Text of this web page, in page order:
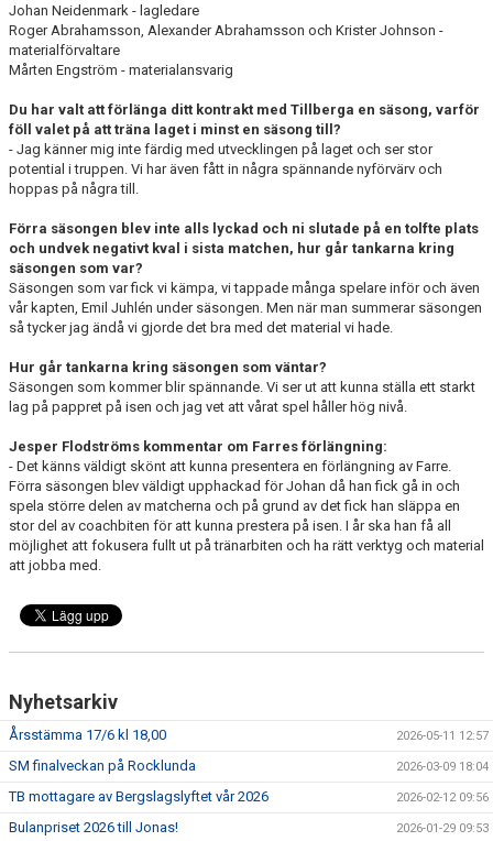
Johan Neidenmark - lagledare
Roger Abrahamsson, Alexander Abrahamsson och Krister Johnson -
materialförvaltare
Mårten Engström - materialansvarig
Du har valt att förlänga ditt kontrakt med Tillberga en säsong, varför
föll valet på att träna laget i minst en säsong till?
- Jag känner mig inte färdig med utvecklingen på laget och ser stor
potential i truppen. Vi har även fått in några spännande nyförvärv och
hoppas på några till.
Förra säsongen blev inte alls lyckad och ni slutade på en tolfte plats
och undvek negativt kval i sista matchen, hur går tankarna kring
säsongen som var?
Säsongen som var fick vi kämpa, vi tappade många spelare inför och även
vår kapten, Emil Juhlén under säsongen. Men när man summerar säsongen
så tycker jag ändå vi gjorde det bra med det material vi hade.
Hur går tankarna kring säsongen som väntar?
Säsongen som kommer blir spännande. Vi ser ut att kunna ställa ett starkt
lag på pappret på isen och jag vet att vårat spel håller hög nivå.
Jesper Flodströms kommentar om Farres förlängning:
- Det känns väldigt skönt att kunna presentera en förlängning av Farre.
Förra säsongen blev väldigt upphackad för Johan då han fick gå in och
spela större delen av matcherna och på grund av det fick han släppa en
stor del av coachbiten för att kunna prestera på isen. I år ska han få all
möjlighet att fokusera fullt ut på tränarbiten och ha rätt verktyg och material
att jobba med.
Nyhetsarkiv
Årsstämma 17/6 kl 18,00 2026-05-11 12:57
SM finalveckan på Rocklunda 2026-03-09 18:04
TB mottagare av Bergslagslyftet vår 2026 2026-02-12 09:56
Bulanpriset 2026 till Jonas! 2026-01-29 09:53